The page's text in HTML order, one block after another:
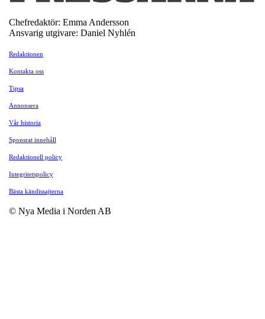
Chefredaktör: Emma Andersson
Ansvarig utgivare: Daniel Nyhlén
Redaktionen
Kontakta oss
Tipsa
Annonsera
Vår historia
Sponsrat innehåll
Redaktionell policy
Integritetspolicy
Bästa kändissajterna
© Nya Media i Norden AB